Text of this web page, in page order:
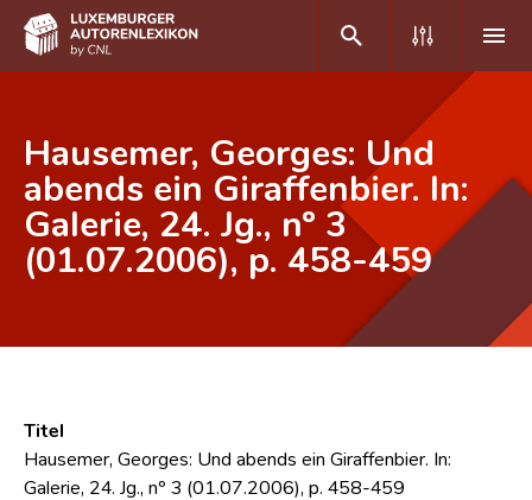
DE FR
Home
Autor(inn)en A-Z
Forschungsgruppe
Hausemer, Georges: Und
abends ein Giraffenbier. In:
Galerie, 24. Jg., nº 3
(01.07.2006), p. 458-459
Titel
Hausemer, Georges: Und abends ein Giraffenbier. In:
Galerie, 24. Jg., nº 3 (01.07.2006), p. 458-459